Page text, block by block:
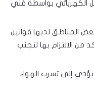
الكهربائي بواسطة فني
المناطق لديها قوانين
من الالتزام بها لتجنب
إلى تسرب الهواء